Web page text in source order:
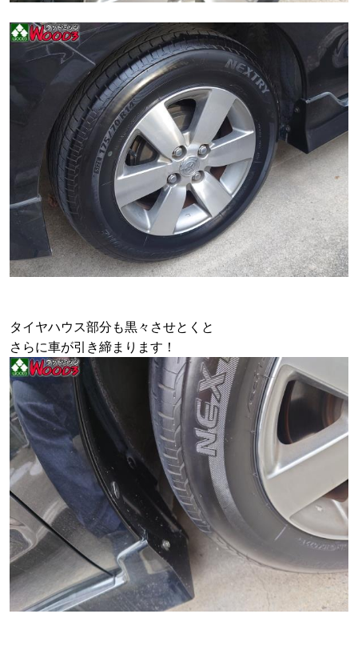
タイヤハウス部分も黒々させとくと
さらに車が引き締まります！